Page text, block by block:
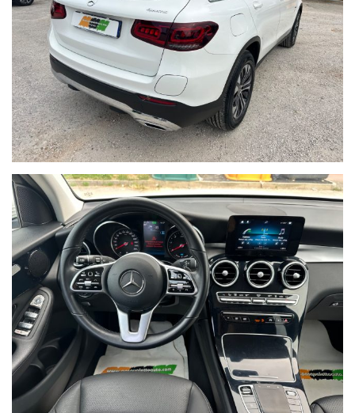
orientabile),telecamera posteriore, Cerchi in lega design 18"
rundum, agility select / dynamic select (interruttore modalità di
guida),
Cambio automatico- (9 rapporti), Tipo trazione:trazione
integrale.
SIAMO ANCHEAGENZIA ASSICURATIVARICHIEDI LA TUA
QUOTAZIONEAUTOPERSONALIZZATA!!!
IL NOSTRO VALORE AGGIUNTO:
TAGLIANDO E CONTROLLI EFFETTUATO PRESSO LA CASA
MADRE, VETTURA COMPLETAMENTE IGIENIZZATA CON
APPOSITI PRODOTTI.
GARANZIA 12 MESI CON OPZIONE DI ESTENSIONE AI 24
MESI…
POSSIBILITA’ DI PAGAMENTO RATEALE
PERMUTA USATO SU USATO 50 OCCASIONI A MENO DI
15000€
VIENI A PROVARE LA TUA AUTO VISITA IL NOSTRO SITO